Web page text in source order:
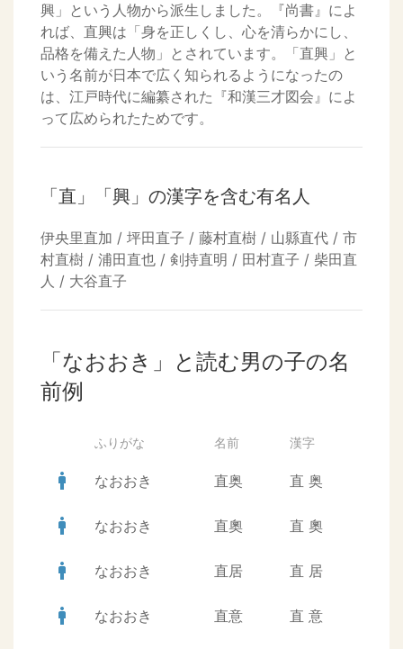
興」という人物から派生しました。『尚書』によ
れば、直興は「身を正しくし、心を清らかにし、
品格を備えた人物」とされています。「直興」と
いう名前が日本で広く知られるようになったの
は、江戸時代に編纂された『和漢三才図会』によ
って広められたためです。
「直」「興」の漢字を含む有名人
伊央里直加 / 坪田直子 / 藤村直樹 / 山縣直代 / 市
村直樹 / 浦田直也 / 剣持直明 / 田村直子 / 柴田直
人 / 大谷直子
「なおおき」と読む男の子の名
前例
ふりがな 名前 漢字
man なおおき 直奥 直 奥
man なおおき 直奧 直 奧
man なおおき 直居 直 居
man なおおき 直意 直 意